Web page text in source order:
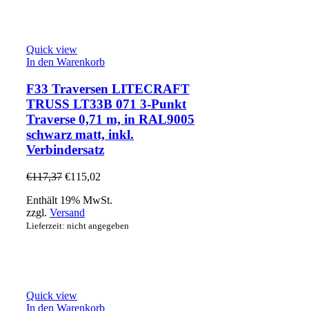
Quick view
In den Warenkorb
F33 Traversen LITECRAFT
TRUSS LT33B 071 3-Punkt
Traverse 0,71 m, in RAL9005
schwarz matt, inkl.
Verbindersatz
€117,37 €115,02
Enthält 19% MwSt.
zzgl. Versand
Lieferzeit: nicht angegeben
Quick view
In den Warenkorb